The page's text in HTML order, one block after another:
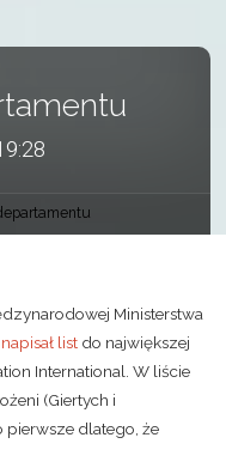
Ministerstwa
napisał listdo największej
International. W liście
(Giertych i
pierwsze dlatego, że